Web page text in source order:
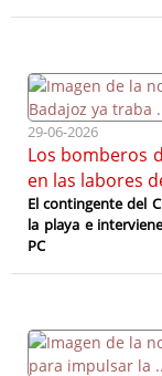
29-06-2026
Los bomberos
en las labores
El contingente del
la playa e
PC